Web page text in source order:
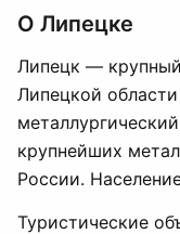
О Липецке
Липецк —
Липецкой
крупнейших
России.
Туристические